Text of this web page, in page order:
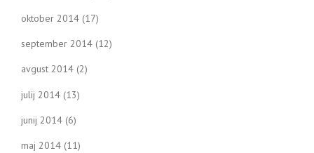
oktober 2014 (17)
september 2014 (12)
avgust 2014 (2)
julij 2014 (13)
junij 2014 (6)
maj 2014 (11)